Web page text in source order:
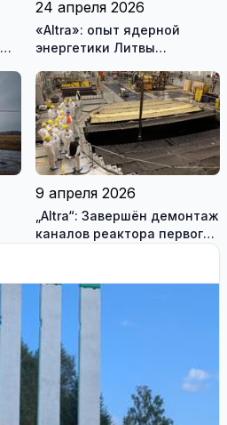
24 апреля 2026
«Altra»: опыт ядерной
энергетики Литвы
(фотогалерея)
9 апреля 2026
„Altra“: Завершён демонтаж
каналов реактора первого